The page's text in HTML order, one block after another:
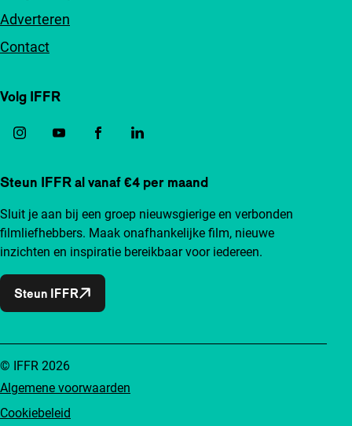
Adverteren
Contact
Volg IFFR
Steun IFFR al vanaf €4 per maand
Sluit je aan bij een groep nieuwsgierige en verbonden
filmliefhebbers. Maak onafhankelijke film, nieuwe
inzichten en inspiratie bereikbaar voor iedereen.
Steun IFFR
Algemene voorwaarden
Cookiebeleid
© IFFR 2026